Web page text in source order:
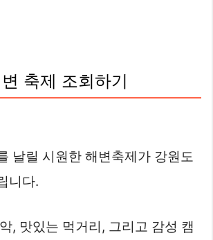
축제 조회하기
날릴 시원한 해변축제가 강원도
니다.
, 맛있는 먹거리, 그리고 감성 캠